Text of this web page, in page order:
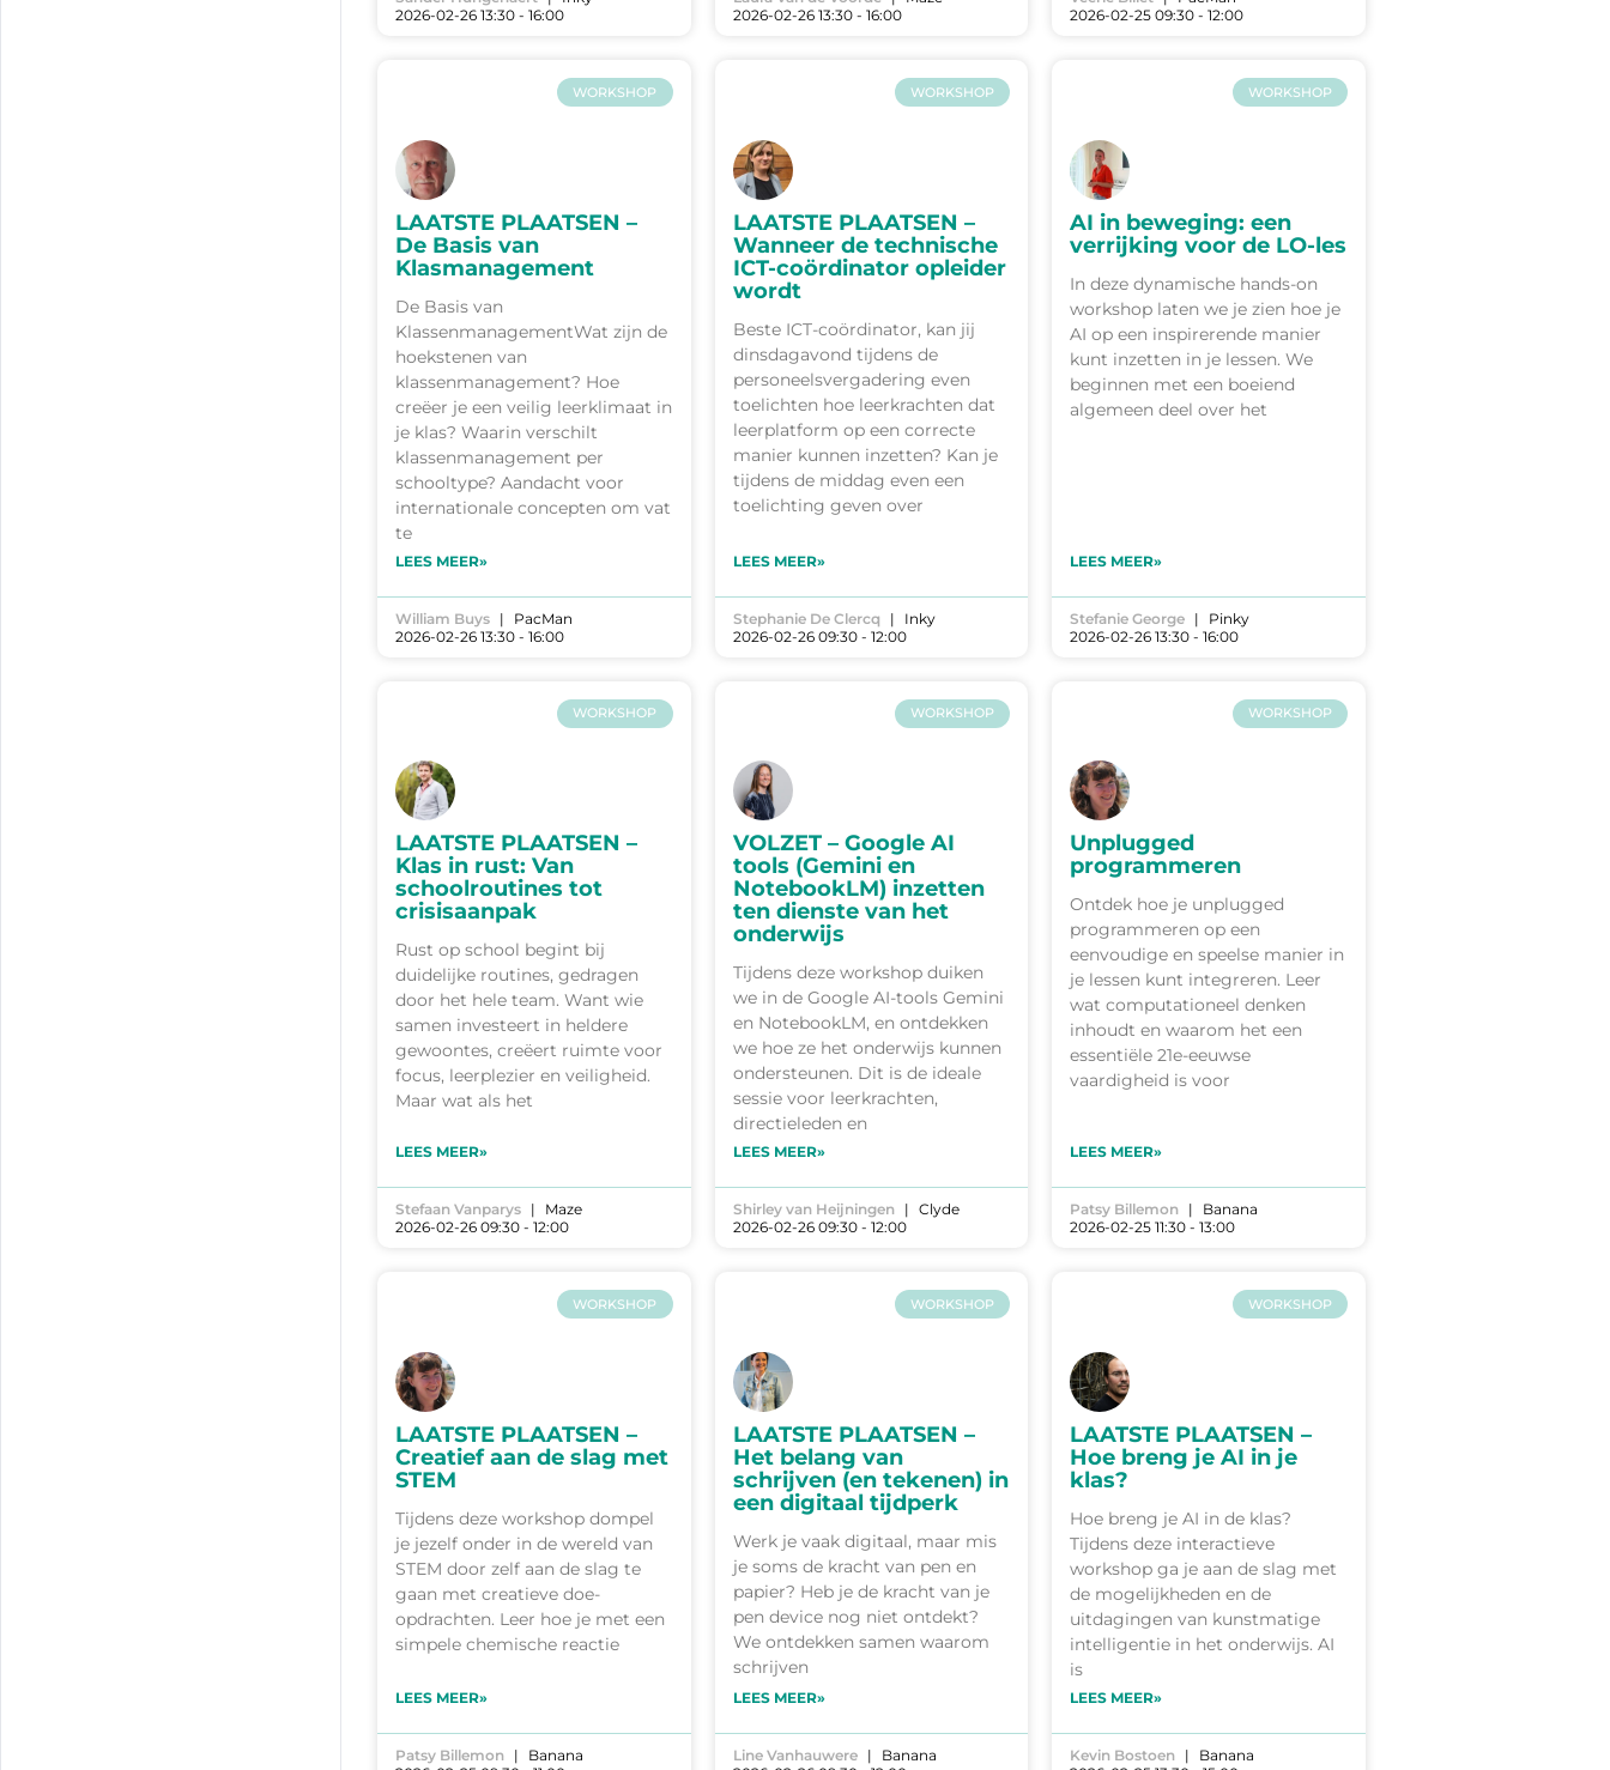
2026-02-26 13:30 - 16:00
2026-02-26 13:30 - 16:00
2026-02-25 09:30 - 12:00
WORKSHOP
LAATSTE PLAATSEN –
De Basis van
Klasmanagement
De Basis van
KlassenmanagementWat zijn de
hoekstenen van
klassenmanagement? Hoe
creëer je een veilig leerklimaat in
je klas? Waarin verschilt
klassenmanagement per
schooltype? Aandacht voor
internationale concepten om vat
te
LEES MEER»
William Buys
PacMan
2026-02-26 13:30 - 16:00
WORKSHOP
LAATSTE PLAATSEN –
Wanneer de technische
ICT-coördinator opleider
wordt
Beste ICT-coördinator, kan jij
dinsdagavond tijdens de
personeelsvergadering even
toelichten hoe leerkrachten dat
leerplatform op een correcte
manier kunnen inzetten? Kan je
tijdens de middag even een
toelichting geven over
LEES MEER»
Stephanie De Clercq
Inky
2026-02-26 09:30 - 12:00
WORKSHOP
AI in beweging: een
verrijking voor de LO-les
In deze dynamische hands-on
workshop laten we je zien hoe je
AI op een inspirerende manier
kunt inzetten in je lessen. We
beginnen met een boeiend
algemeen deel over het
LEES MEER»
Stefanie George
Pinky
2026-02-26 13:30 - 16:00
WORKSHOP
LAATSTE PLAATSEN –
Klas in rust: Van
schoolroutines tot
crisisaanpak
Rust op school begint bij
duidelijke routines, gedragen
door het hele team. Want wie
samen investeert in heldere
gewoontes, creëert ruimte voor
focus, leerplezier en veiligheid.
Maar wat als het
LEES MEER»
Stefaan Vanparys
Maze
2026-02-26 09:30 - 12:00
WORKSHOP
VOLZET – Google AI
tools (Gemini en
NotebookLM) inzetten
ten dienste van het
onderwijs
Tijdens deze workshop duiken
we in de Google AI-tools Gemini
en NotebookLM, en ontdekken
we hoe ze het onderwijs kunnen
ondersteunen. Dit is de ideale
sessie voor leerkrachten,
directieleden en
LEES MEER»
Shirley van Heijningen
Clyde
2026-02-26 09:30 - 12:00
WORKSHOP
Unplugged
programmeren
Ontdek hoe je unplugged
programmeren op een
eenvoudige en speelse manier in
je lessen kunt integreren. Leer
wat computationeel denken
inhoudt en waarom het een
essentiële 21e-eeuwse
vaardigheid is voor
LEES MEER»
Patsy Billemon
Banana
2026-02-25 11:30 - 13:00
WORKSHOP
LAATSTE PLAATSEN –
Creatief aan de slag met
STEM
Tijdens deze workshop dompel
je jezelf onder in de wereld van
STEM door zelf aan de slag te
gaan met creatieve doe-
opdrachten. Leer hoe je met een
simpele chemische reactie
LEES MEER»
Patsy Billemon
Banana
WORKSHOP
LAATSTE PLAATSEN –
Het belang van
schrijven (en tekenen) in
een digitaal tijdperk
Werk je vaak digitaal, maar mis
je soms de kracht van pen en
papier? Heb je de kracht van je
pen device nog niet ontdekt?
We ontdekken samen waarom
schrijven
LEES MEER»
Line Vanhauwere
Banana
WORKSHOP
LAATSTE PLAATSEN –
Hoe breng je AI in je
klas?
Hoe breng je AI in de klas?
Tijdens deze interactieve
workshop ga je aan de slag met
de mogelijkheden en de
uitdagingen van kunstmatige
intelligentie in het onderwijs. AI
is
LEES MEER»
Kevin Bostoen
Banana